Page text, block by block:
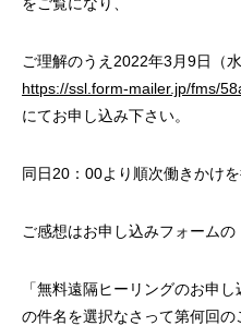
ご理解のうえ2022年3月9日（
https://ssl.form-mailer.jp/fms/
にてお申し込み下さい。
同日20：00より順次働きかけを
ご感想はお申し込みフォームの
「無料遠隔ヒーリングのお申し
の件名を選択なさって第何回の